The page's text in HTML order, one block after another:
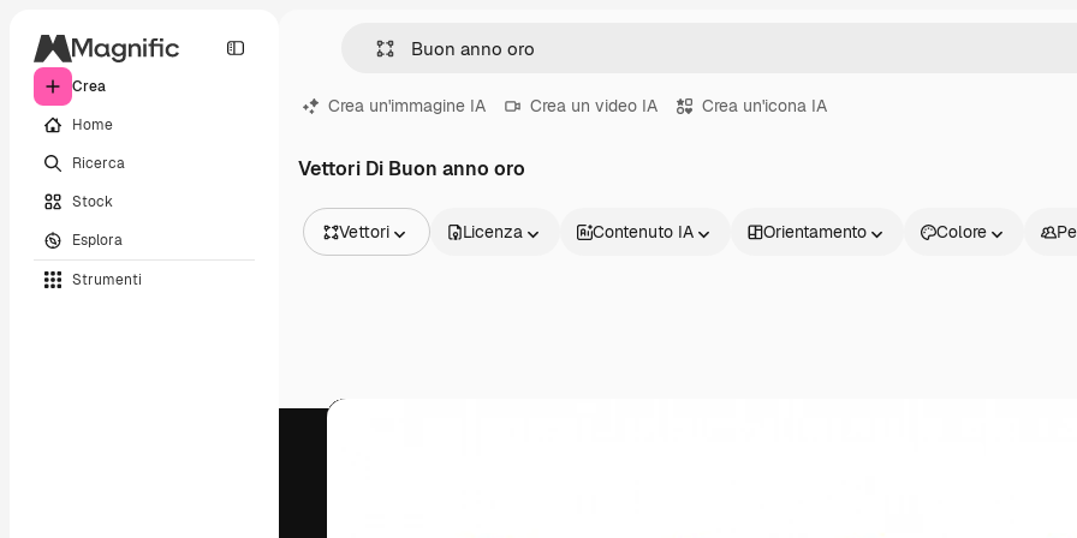
Crea
Home
Ricerca
Stock
Esplora
Strumenti
Crea un'immagine IA Crea un video IA Crea un'icona IA
Vettori Di Buon anno oro
Vettori
Video
Licenza Contenuto IA Orientamento Colore